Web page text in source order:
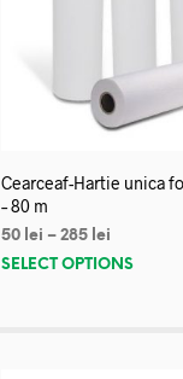
Cearceaf-Hartie unica
– 80 m
50 lei –285 lei
SELECT OPTIONS